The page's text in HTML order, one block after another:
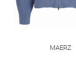
MAERZ